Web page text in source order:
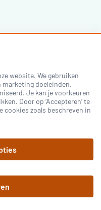
& Artikelen
website. We gebruiken
doeleinden.
Je kan je voorkeuren
Door op ‘Accepteren’ te
cookies zoals beschreven in